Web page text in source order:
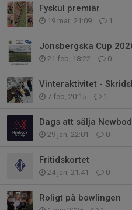
Fyskul premiär
19 mar, 21:09 1
Jönsbergska Cup
21 feb, 18:22 0
Vinteraktivitet -
7 feb, 20:15 1
Dags att sälja
29 jan, 22:01 0
Fritidskortet
24 jan, 21:41 0
Roligt på bowlingen